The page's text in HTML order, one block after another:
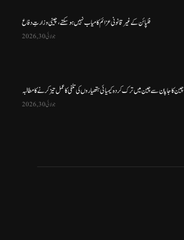
فلپائن کے غیر قانونی عزائم کامیاب نہیں ہو سکتے ، چینی وزارتِ دفاع
جولائی 30, 2026
چین کا جاپان سے چین میں ترک کردہ کیمیائی ہتھیاروں کی تلفی کا عمل تیز کرنے کا مطالبہ
جولائی 30, 2026